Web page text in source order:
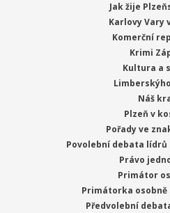
Jak žije
Karlovy Vary
Komerční
Krimi
Kultura a
Náš
Plzeň v
Pořady ve
Povolební debata
Právo
Primátor
Primátorka osobně
Předvolební